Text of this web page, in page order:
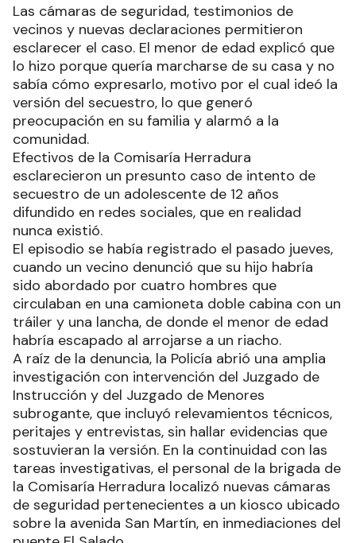
Las cámaras de seguridad, testimonios de
vecinos y nuevas declaraciones permitieron
esclarecer el caso. El menor de edad explicó que
lo hizo porque quería marcharse de su casa y no
sabía cómo expresarlo, motivo por el cual ideó la
versión del secuestro, lo que generó
preocupación en su familia y alarmó a la
comunidad.
Efectivos de la Comisaría Herradura
esclarecieron un presunto caso de intento de
secuestro de un adolescente de 12 años
difundido en redes sociales, que en realidad
nunca existió.
El episodio se había registrado el pasado jueves,
cuando un vecino denunció que su hijo habría
sido abordado por cuatro hombres que
circulaban en una camioneta doble cabina con un
tráiler y una lancha, de donde el menor de edad
habría escapado al arrojarse a un riacho.
A raíz de la denuncia, la Policía abrió una amplia
investigación con intervención del Juzgado de
Instrucción y del Juzgado de Menores
subrogante, que incluyó relevamientos técnicos,
peritajes y entrevistas, sin hallar evidencias que
sostuvieran la versión. En la continuidad con las
tareas investigativas, el personal de la brigada de
la Comisaría Herradura localizó nuevas cámaras
de seguridad pertenecientes a un kiosco ubicado
sobre la avenida San Martín, en inmediaciones del